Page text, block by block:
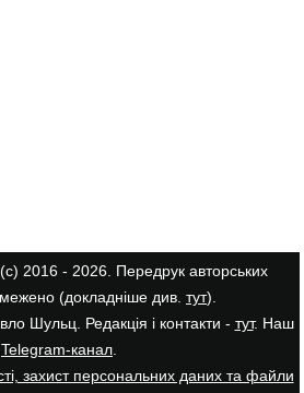
(с) 2016 - 2026. Передрук авторських
(докладніше див. тут).
Шульц. Редакція і контакти - тут. Наш
Telegram-канал
захист персональних даних та файли